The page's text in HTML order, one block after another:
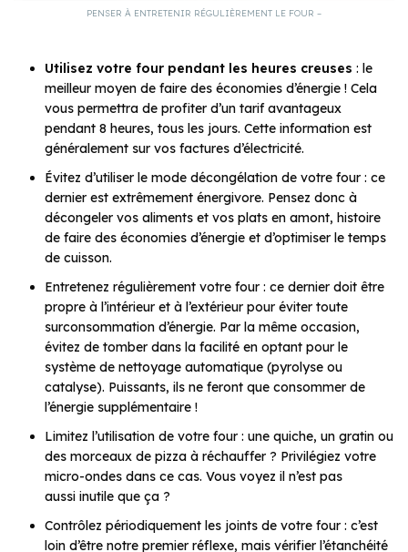
PENSER À ENTRETENIR RÉGULIÈREMENT LE FOUR –
Utilisez votre four pendant les heures creuses : le
meilleur moyen de faire des économies d’énergie ! Cela
vous permettra de profiter d’un tarif avantageux
pendant 8 heures, tous les jours. Cette information est
généralement sur vos factures d’électricité.
Évitez d’utiliser le mode décongélation de votre four : ce
dernier est extrêmement énergivore. Pensez donc à
décongeler vos aliments et vos plats en amont, histoire
de faire des économies d’énergie et d’optimiser le temps
de cuisson.
Entretenez régulièrement votre four : ce dernier doit être
propre à l’intérieur et à l’extérieur pour éviter toute
surconsommation d’énergie. Par la même occasion,
évitez de tomber dans la facilité en optant pour le
système de nettoyage automatique (pyrolyse ou
catalyse). Puissants, ils ne feront que consommer de
l’énergie supplémentaire !
Limitez l’utilisation de votre four : une quiche, un gratin ou
des morceaux de pizza à réchauffer ? Privilégiez votre
micro-ondes dans ce cas. Vous voyez il n’est pas
aussi inutile que ça ?
Contrôlez périodiquement les joints de votre four : c’est
loin d’être notre premier réflexe, mais vérifier l’étanchéité